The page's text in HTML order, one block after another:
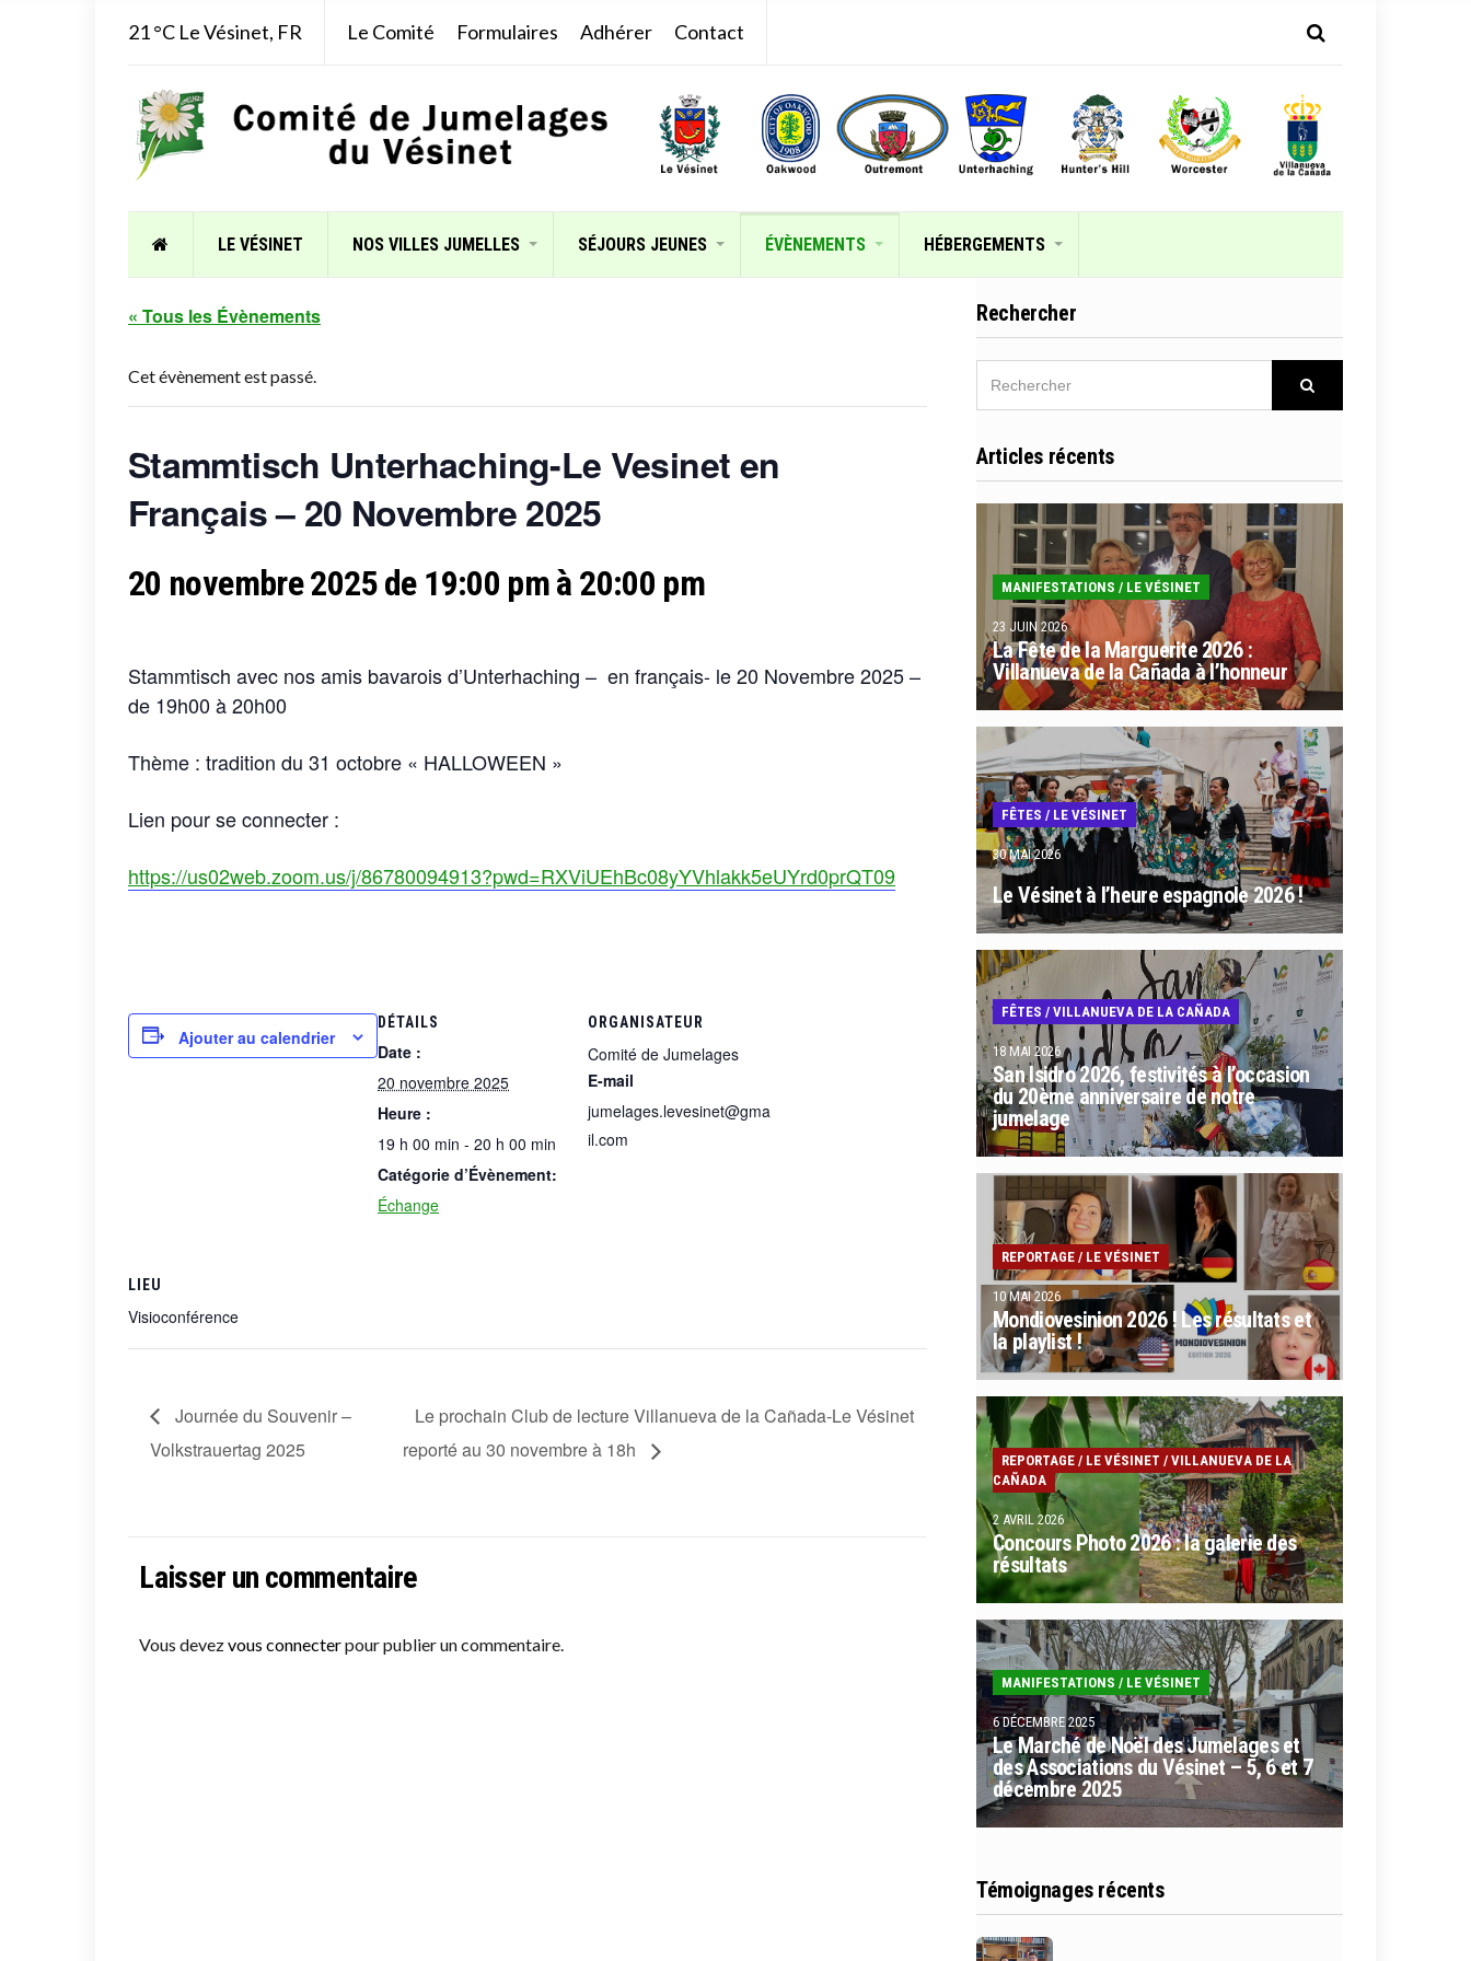
21 °C Le Vésinet, FR Le Comité Formulaires Adhérer Contact
LE VÉSINET NOS VILLES JUMELLES SÉJOURS JEUNES ÉVÈNEMENTS HÉBERGEMENTS
« Tous les Évènements
Cet évènement est passé.
Stammtisch Unterhaching-Le Vesinet en
Français – 20 Novembre 2025
20 novembre 2025de 19:00 pm à 20:00 pm
Stammtisch avec nos amis bavarois d’Unterhaching – en français- le 20 Novembre 2025 –
de 19h00 à 20h00
Thème : tradition du 31 octobre « HALLOWEEN »
Lien pour se connecter :
https://us02web.zoom.us/j/86780094913?pwd=RXViUEhBc08yYVhlakk5eUYrd0prQT09
Ajouter au calendrier
DÉTAILS
Date :
20 novembre 2025
Heure :
19 h 00 min - 20 h 00 min
Catégorie d’Évènement:
Échange
ORGANISATEUR
Comité de Jumelages
E-mail
jumelages.levesinet@gma
il.com
LIEU
Visioconférence
Journée du Souvenir –
Volkstrauertag 2025
Le prochain Club de lecture Villanueva de la Cañada-Le Vésinet
reporté au 30 novembre à 18h
Laisser un commentaire
Vous devezvous connecterpour publier un commentaire.
Rechercher
Articles récents
MANIFESTATIONS / LE VÉSINET
23 JUIN 2026
La Fête de la Marguerite 2026 :
Villanueva de la Cañada à l’honneur
FÊTES / LE VÉSINET
30 MAI 2026
Le Vésinet à l’heure espagnole 2026 !
FÊTES /VILLANUEVA DE LA CAÑADA
18 MAI 2026
San Isidro 2026, festivités à l’occasion
du 20ème anniversaire de notre
jumelage
REPORTAGE / LE VÉSINET
10 MAI 2026
Mondiovesinion 2026 ! Les résultats et
la playlist !
REPORTAGE / LE VÉSINET /VILLANUEVA DE LA
CAÑADA
2 AVRIL 2026
Concours Photo 2026 : la galerie des
résultats
MANIFESTATIONS / LE VÉSINET
6 DÉCEMBRE 2025
Le Marché de Noël des Jumelages et
des Associations du Vésinet – 5, 6 et 7
décembre 2025
Témoignages récents